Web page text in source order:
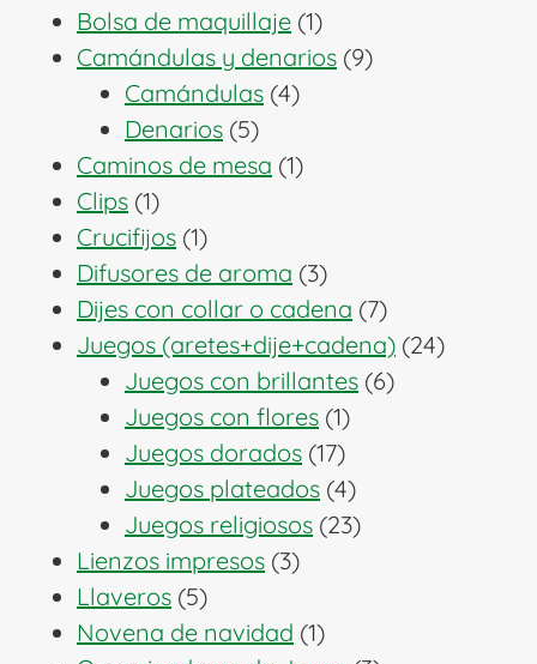
Bolsa de maquillaje 11
producto
Camándulas y denarios 99
Camándulas 44
Denarios 55
productos
Caminos de mesa 11
Clips 11
producto
Crucifijos 11
producto
Difusores de aroma 33
productos
Dijes con collar o cadena 77
productos
Juegos (aretes+dije+cadena) 2424
Juegos con brillantes 66
Juegos con flores 11
producto
Juegos dorados 1717
productos
Juegos plateados 44
productos
Juegos religiosos 2323
Lienzos impresos 33
Llaveros 55
productos
Novena de navidad 11